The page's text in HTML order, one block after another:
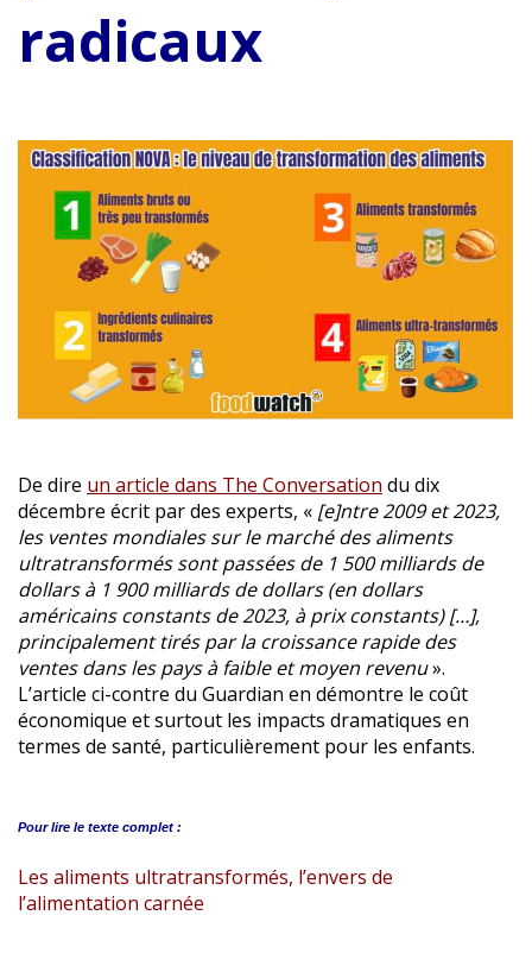
radicaux
De dire un article dans The Conversation du dix
décembre écrit par des experts, « [e]ntre 2009 et 2023,
les ventes mondiales sur le marché des aliments
ultratransformés sont passées de 1 500 milliards de
dollars à 1 900 milliards de dollars (en dollars
américains constants de 2023, à prix constants) […],
principalement tirés par la croissance rapide des
ventes dans les pays à faible et moyen revenu».
L’article ci-contre du Guardian en démontre le coût
économique et surtout les impacts dramatiques en
termes de santé, particulièrement pour les enfants.
Pour lire le texte complet :
Les aliments ultratransformés, l’envers de
l’alimentation carnée